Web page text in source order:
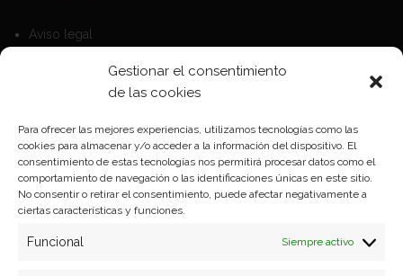
Gestionar el consentimiento
de las cookies
Para ofrecer las mejores experiencias, utilizamos tecnologías como las
cookies para almacenar y/o acceder a la información del dispositivo. El
consentimiento de estas tecnologías nos permitirá procesar datos como el
comportamiento de navegación o las identificaciones únicas en este sitio.
No consentir o retirar el consentimiento, puede afectar negativamente a
ciertas características y funciones.
Funcional Siempre activo
Aviso legal
Política de Cookies
Política de privacidad
Formas de pago
Plazos y condiciones de envio
Politica de devoluciones